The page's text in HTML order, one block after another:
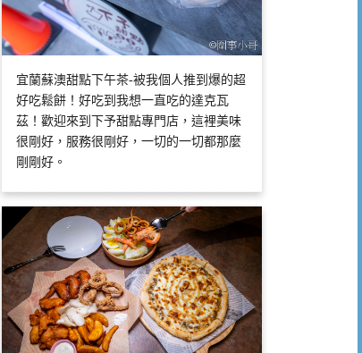
宜蘭蘇澳甜點下午茶-被我個人推到爆的超
好吃鬆餅！好吃到我想一直吃的達克瓦
茲！歡迎來到下予甜點專門店，這裡美味
很剛好，服務很剛好，一切的一切都那麼
剛剛好。